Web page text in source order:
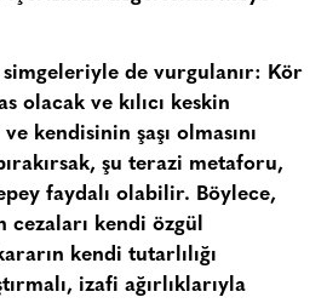
de vurgulanır: Kör
olacak ve kılıcı keskin
kendisinin şaşı olmasını
şu terazi metaforu,
faydalı olabilir. Böylece,
kendi özgül
kendi tutarlılığı
izafi ağırlıklarıyla